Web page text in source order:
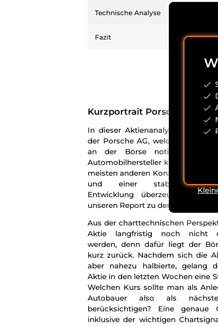
Technische Analyse
Fazit
Kurzportrait Porsche Aktie
In dieser Aktienanalyse geht es
der Porsche AG, welche seit
an der Börse notiert ist.
Automobilhersteller kann im
meisten anderen Konzernen mit
und einer stabileren
Entwicklung überzeugen –
unseren Report zu den
Aus der charttechnischen
Aktie langfristig noch nicht
werden, denn dafür liegt der
kurz zurück. Nachdem sich die
aber nahezu halbierte, gelang
Aktie in den letzten Wochen eine
Welchen Kurs sollte man als
Autobauer also als
berücksichtigen? Eine genaue
inklusive der wichtigen